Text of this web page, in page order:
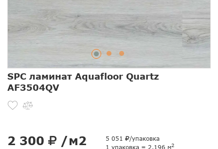
SPC ламинат Aquafloor Quartz
AF3504QV
2 300 /м2 5 051
/упаковка
1 упаковка = 2.196 м2